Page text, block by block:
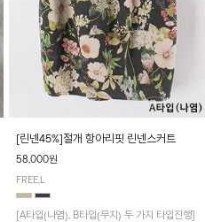
[린넨45%]절개 항아리핏 린넨스커트
58,000원
FREE,L
[A타입(나염), B타입(무지) 두 가지 타입진행]